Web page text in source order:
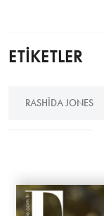
ETİKETLER
RASHIDA JONES